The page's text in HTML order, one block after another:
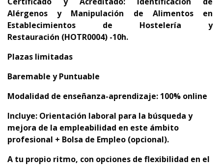
Alérgenos y Manipulación de Alimentos en
Establecimientos de Hostelería y
Restauración (HOTR0004) -10h.
Plazas limitadas
Baremable y Puntuable
Modalidad de enseñanza-aprendizaje: 100% online
Incluye: Orientación laboral para la búsqueda y
mejora de la empleabilidad en este ámbito
profesional + Bolsa de Empleo (opcional).
A tu propio ritmo, con opciones de flexibilidad en el